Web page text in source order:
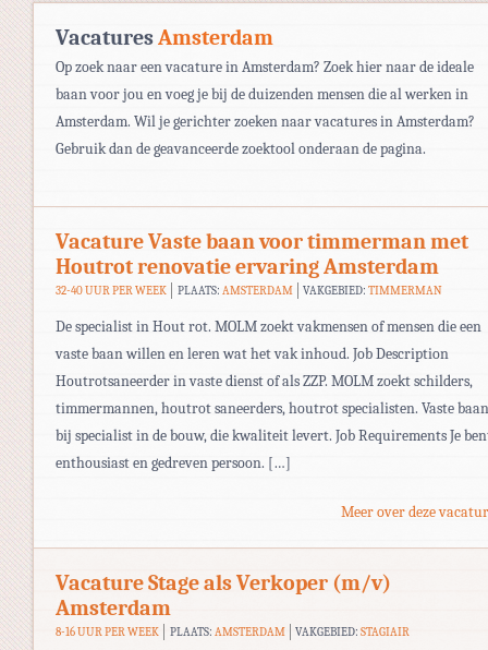
VacaturesAmsterdam
Op zoek naar een vacature in Amsterdam? Zoek hier naar de ideale
baan voor jou en voeg je bij de duizenden mensen die al werken in
Amsterdam. Wil je gerichter zoeken naar vacatures in Amsterdam?
Gebruik dan de geavanceerde zoektool onderaan de pagina.
Vacature Vaste baan voor timmerman met
Houtrot renovatie ervaring Amsterdam
32-40 UUR PER WEEK PLAATS: AMSTERDAM VAKGEBIED:TIMMERMAN
De specialist in Hout rot. MOLM zoekt vakmensen of mensen die een
vaste baan willen en leren wat het vak inhoud. Job Description
Houtrotsaneerder in vaste dienst of als ZZP. MOLM zoekt schilders,
timmermannen, houtrot saneerders, houtrot specialisten. Vaste baan
bij specialist in de bouw, die kwaliteit levert. Job Requirements Je
enthousiast en gedreven persoon. […]
Meer over deze
Vacature Stage als Verkoper (m/v)
Amsterdam
8-16 UUR PER WEEK PLAATS: AMSTERDAM VAKGEBIED:STAGIAIR